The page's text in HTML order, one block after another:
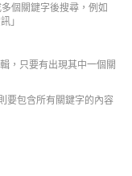
個關鍵字後搜尋，例如
」
，只要有出現其中一個關
要包含所有關鍵字的內容